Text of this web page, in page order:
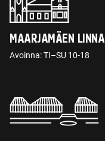
MAARJAMÄEN LINNA
Avoinna: TI–SU 10-18